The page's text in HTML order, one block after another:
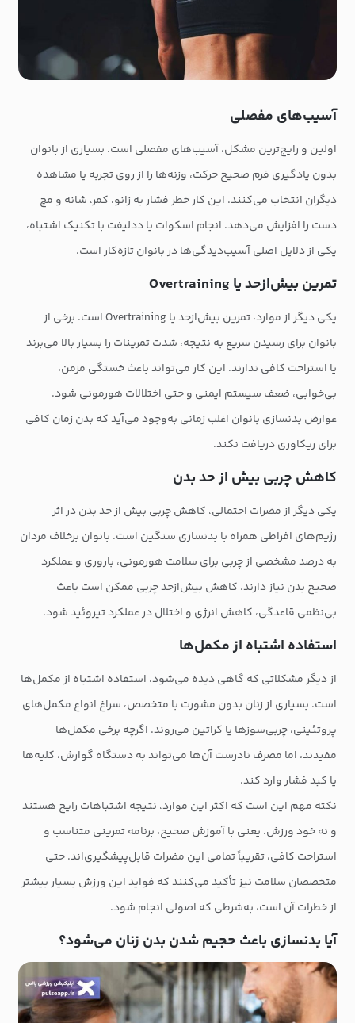
آسیب‌های مفصلی
اولین و رایج‌ترین مشکل، آسیب‌های مفصلی است. بسیاری از بانوان
بدون یادگیری فرم صحیح حرکت، وزنه‌ها را از روی تجربه یا مشاهده
دیگران انتخاب می‌کنند. این کار خطر فشار به زانو، کمر، شانه و مچ
دست را افزایش می‌دهد. انجام اسکوات یا ددلیفت با تکنیک اشتباه،
یکی از دلایل اصلی آسیب‌دیدگی‌ها در بانوان تازه‌کار است.
تمرین بیش‌ازحد یا Overtraining
یکی دیگر از موارد، تمرین بیش‌ازحد یا Overtraining است. برخی از
بانوان برای رسیدن سریع به نتیجه، شدت تمرینات را بسیار بالا می‌برند
یا استراحت کافی ندارند. این کار می‌تواند باعث خستگی مزمن،
بی‌خوابی، ضعف سیستم ایمنی و حتی اختلالات هورمونی شود.
عوارض بدنسازی بانوان اغلب زمانی به‌وجود می‌آید که بدن زمان کافی
برای ریکاوری دریافت نکند.
کاهش چربی بیش از حد بدن
یکی دیگر از مضرات احتمالی، کاهش چربی بیش از حد بدن در اثر
رژیم‌های افراطی همراه با بدنسازی سنگین است. بانوان برخلاف مردان
به درصد مشخصی از چربی برای سلامت هورمونی، باروری و عملکرد
صحیح بدن نیاز دارند. کاهش بیش‌ازحد چربی ممکن است باعث
بی‌نظمی قاعدگی، کاهش انرژی و اختلال در عملکرد تیروئید شود.
استفاده اشتباه از مکمل‌ها
از دیگر مشکلاتی که گاهی دیده می‌شود، استفاده اشتباه از مکمل‌ها
است. بسیاری از زنان بدون مشورت با متخصص، سراغ انواع مکمل‌های
پروتئینی، چربی‌سوزها یا کراتین می‌روند. اگرچه برخی مکمل‌ها
مفیدند، اما مصرف نادرست آن‌ها می‌تواند به دستگاه گوارش، کلیه‌ها
یا کبد فشار وارد کند.
نکته مهم این است که اکثر این موارد، نتیجه اشتباهات رایج هستند
و نه خود ورزش. یعنی با آموزش صحیح، برنامه تمرینی متناسب و
استراحت کافی، تقریباً تمامی این مضرات قابل‌پیشگیری‌اند. حتی
متخصصان سلامت نیز تأکید می‌کنند که فواید این ورزش بسیار بیشتر
از خطرات آن است، به‌شرطی که اصولی انجام شود.
آیا بدنسازی باعث حجیم شدن بدن زنان می‌شود؟